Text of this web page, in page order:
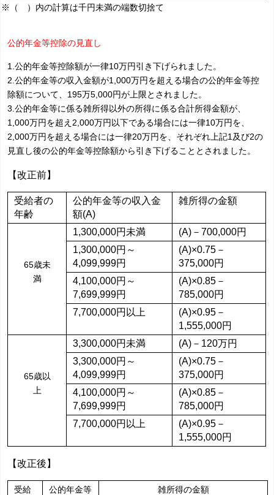
※（ ）内の計算は千円未満の端数切捨て
公的年金等控除の見直し
1.公的年金等控除額が一律10万円引き下げられました。
2.公的年金等の収入金額が1,000万円を超える場合の公的年金等控
除額について、195万5,000円が上限とされました。
3.公的年金等に係る雑所得以外の所得に係る合計所得金額が、
1,000万円を超え2,000万円以下である場合には一律10万円を、
2,000万円を超える場合には一律20万円を、それぞれ上記1及び2の
見直し後の公的年金等控除額から引き下げることとされました。
【改正前】
受給者の
年齢
公的年金等の収入金
額(A)
雑所得の金額
65歳未
満
1,300,000円未満
(A)－700,000円
1,300,000円～
4,099,999円
(A)×0.75－
375,000円
4,100,000円～
7,699,999円
(A)×0.85－
785,000円
7,700,000円以上
(A)×0.95－
1,555,000円
65歳以
上
3,300,000円未満
(A)－120万円
3,300,000円～
4,099,999円
(A)×0.75－
375,000円
4,100,000円～
7,699,999円
(A)×0.85－
785,000円
7,700,000円以上
(A)×0.95－
1,555,000円
【改正後】
受給
公的年金等
雑所得の金額